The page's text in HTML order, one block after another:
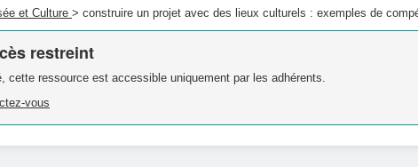
et Culture > construire un projet avec des lieux culturels : exemples de
restreint
cette ressource est accessible uniquement par les adhérents.
vous